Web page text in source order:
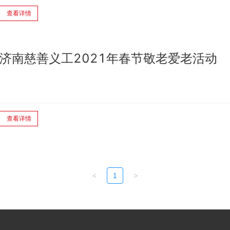
查看详情
济南慈善义工2021年春节敬老爱老活动
查看详情
< 1 >